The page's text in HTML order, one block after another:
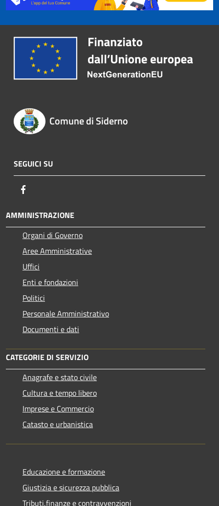
Comune di Siderno
SEGUICI SU
AMMINISTRAZIONE
Organi di Governo
Aree Amministrative
Uffici
Enti e fondazioni
Politici
Personale Amministrativo
Documenti e dati
CATEGORIE DI SERVIZIO
Anagrafe e stato civile
Cultura e tempo libero
Imprese e Commercio
Catasto e urbanistica
Educazione e formazione
Giustizia e sicurezza pubblica
Tributi,finanze e contravvenzioni